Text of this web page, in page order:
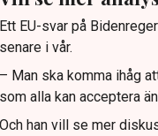
Ett EU-svar på
senare i vår.
– Man ska komma ihåg
som alla kan acceptera
Och han vill se mer